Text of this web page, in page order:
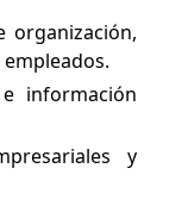
organización,
información
y